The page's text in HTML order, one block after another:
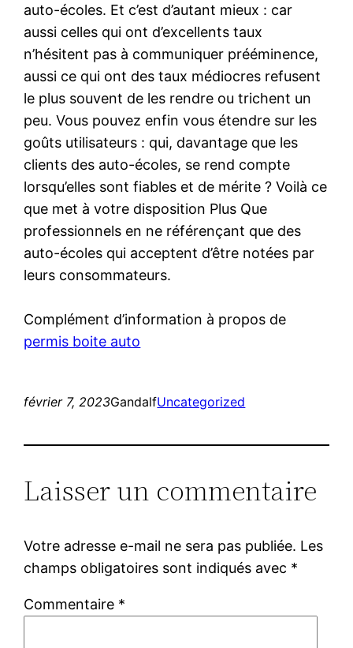
auto-écoles. Et c’est d’autant mieux : car
aussi celles qui ont d’excellents taux
n’hésitent pas à communiquer prééminence,
aussi ce qui ont des taux médiocres refusent
le plus souvent de les rendre ou trichent un
peu. Vous pouvez enfin vous étendre sur les
goûts utilisateurs : qui, davantage que les
clients des auto-écoles, se rend compte
lorsqu’elles sont fiables et de mérite ? Voilà ce
que met à votre disposition Plus Que
professionnels en ne référençant que des
auto-écoles qui acceptent d’être notées par
leurs consommateurs.
Complément d’information à propos de
permis boite auto
février 7, 2023GandalfUncategorized
Laisser un commentaire
Votre adresse e-mail ne sera pas publiée. Les
champs obligatoires sont indiqués avec *
Commentaire *